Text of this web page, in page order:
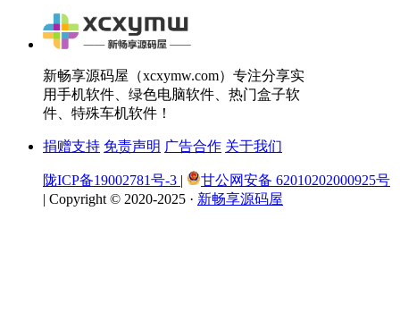
新畅享源码屋（xcxymw.com）专注分享实
用手机软件、绿色电脑软件、热门盒子软
件、特殊车机软件！
捐赠支持 免责声明 广告合作 关于我们
陇ICP备19002781号-3 |
甘公网安备 62010202000925号
| Copyright © 2020-2025 · 新畅享源码屋